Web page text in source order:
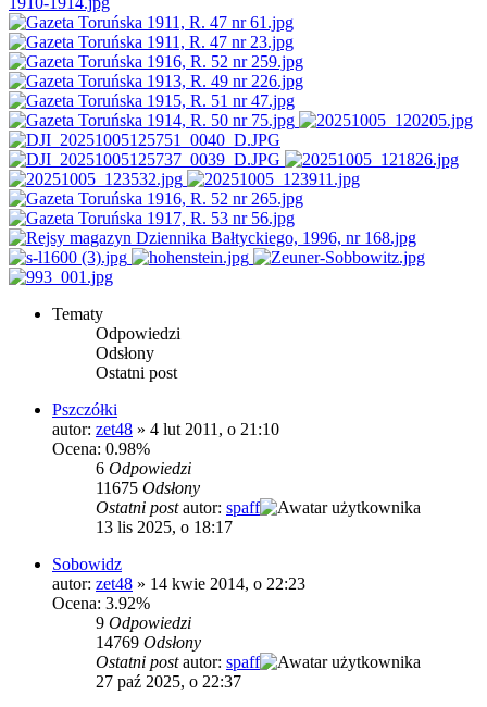
Tematy
Odpowiedzi
Odsłony
Ostatni post
Pszczółki
autor: zet48 » 4 lut 2011, o 21:10
Ocena: 0.98%
6 Odpowiedzi
11675 Odsłony
Ostatni postautor: spaff
13 lis 2025, o 18:17
Sobowidz
autor: zet48 » 14 kwie 2014, o 22:23
Ocena: 3.92%
9 Odpowiedzi
14769 Odsłony
Ostatni postautor: spaff
27 paź 2025, o 22:37